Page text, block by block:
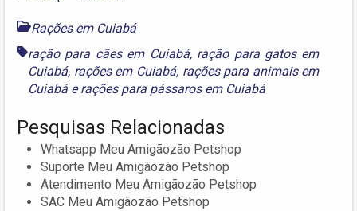
Rações em Cuiabá
ração para cães em Cuiabá, ração para gatos em
Cuiabá, rações em Cuiabá, rações para animais em
Cuiabáerações para pássaros em Cuiabá
Pesquisas Relacionadas
Whatsapp Meu Amigãozão Petshop
Suporte Meu Amigãozão Petshop
Atendimento Meu Amigãozão Petshop
SAC Meu Amigãozão Petshop